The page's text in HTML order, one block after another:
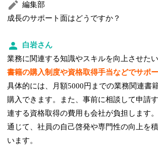
編集部
成長のサポート面はどうですか？
白岩さん
業務に関連する知識やスキルを向上させたい
書籍の購入制度や資格取得手当などでサポ
具体的には、月額5000円までの業務関連書
購入できます。また、事前に相談して申請
連する資格取得の費用も会社が負担します
通じて、社員の自己啓発や専門性の向上を
います。